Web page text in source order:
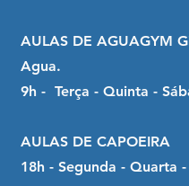
AULAS DE AGUAGYM
Agua.
9h - Terça - Quinta -
AULAS DE CAPOEIRA
18h - Segunda - Quarta